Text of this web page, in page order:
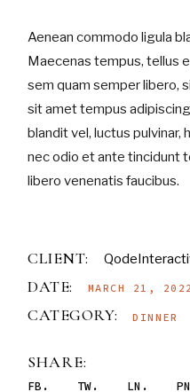
Aenean commodo ligula
Maecenas tempus, tellus
sem quam semper libero,
sit amet tempus
blandit vel, luctus pulvinar,
nec odio et ante tincidunt
libero venenatis faucibus.
CLIENT:
DATE: MARCH 21, 2022
CATEGORY: DINNER
SHARE:
FB TW LN PN